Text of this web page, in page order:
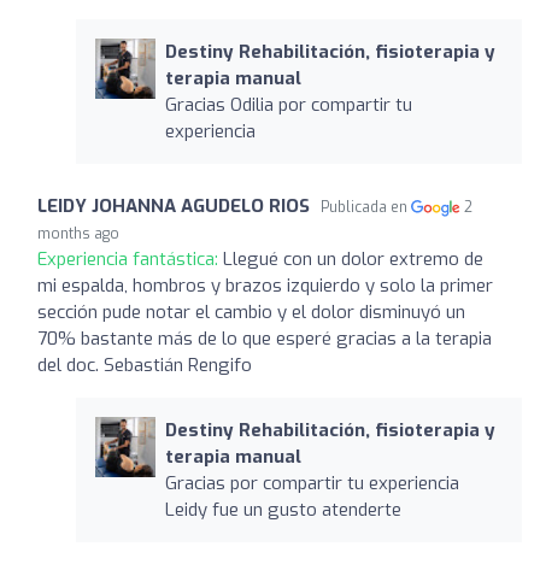
Destiny Rehabilitación, fisioterapia y
terapia manual
Gracias Odilia por compartir tu
experiencia
LEIDY JOHANNA AGUDELO RIOS Publicada en
2
months ago
Experiencia fantástica: Llegué con un dolor extremo de
mi espalda, hombros y brazos izquierdo y solo la primer
sección pude notar el cambio y el dolor disminuyó un
70% bastante más de lo que esperé gracias a la terapia
del doc. Sebastián Rengifo
Destiny Rehabilitación, fisioterapia y
terapia manual
Gracias por compartir tu experiencia
Leidy fue un gusto atenderte